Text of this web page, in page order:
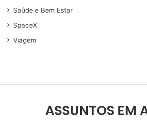
Saúde e Bem Estar
SpaceX
Viagem
ASSUNTOS EM